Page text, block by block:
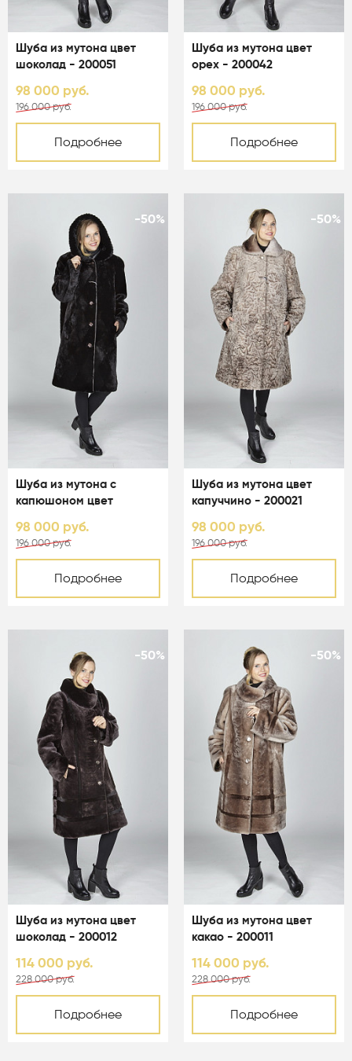
Шуба из мутона цвет
шоколад - 200051
98 000 руб.
196 000 руб.
Подробнее
Шуба из мутона цвет
орех - 200042
98 000 руб.
196 000 руб.
Подробнее
-50%
Шуба из мутона с
капюшоном цвет
98 000 руб.
196 000 руб.
Подробнее
-50%
Шуба из мутона цвет
капуччино - 200021
98 000 руб.
196 000 руб.
Подробнее
-50%
Шуба из мутона цвет
шоколад - 200012
114 000 руб.
228 000 руб.
Подробнее
-50%
Шуба из мутона цвет
какао - 200011
114 000 руб.
228 000 руб.
Подробнее